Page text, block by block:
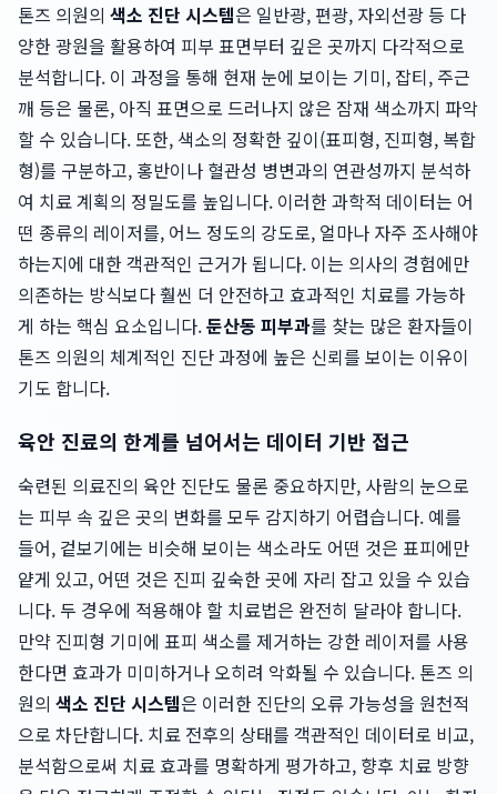
톤즈 의원의 색소 진단 시스템은 일반광, 편광, 자외선광 등 다
양한 광원을 활용하여 피부 표면부터 깊은 곳까지 다각적으로
분석합니다. 이 과정을 통해 현재 눈에 보이는 기미, 잡티, 주근
깨 등은 물론, 아직 표면으로 드러나지 않은 잠재 색소까지 파악
할 수 있습니다. 또한, 색소의 정확한 깊이(표피형, 진피형, 복합
형)를 구분하고, 홍반이나 혈관성 병변과의 연관성까지 분석하
여 치료 계획의 정밀도를 높입니다. 이러한 과학적 데이터는 어
떤 종류의 레이저를, 어느 정도의 강도로, 얼마나 자주 조사해야
하는지에 대한 객관적인 근거가 됩니다. 이는 의사의 경험에만
의존하는 방식보다 훨씬 더 안전하고 효과적인 치료를 가능하
게 하는 핵심 요소입니다.둔산동 피부과를 찾는 많은 환자들이
톤즈 의원의 체계적인 진단 과정에 높은 신뢰를 보이는 이유이
기도 합니다.
육안 진료의 한계를 넘어서는 데이터 기반 접근
숙련된 의료진의 육안 진단도 물론 중요하지만, 사람의 눈으로
는 피부 속 깊은 곳의 변화를 모두 감지하기 어렵습니다. 예를
들어, 겉보기에는 비슷해 보이는 색소라도 어떤 것은 표피에만
얕게 있고, 어떤 것은 진피 깊숙한 곳에 자리 잡고 있을 수 있습
니다. 두 경우에 적용해야 할 치료법은 완전히 달라야 합니다.
만약 진피형 기미에 표피 색소를 제거하는 강한 레이저를 사용
한다면 효과가 미미하거나 오히려 악화될 수 있습니다. 톤즈 의
원의 색소 진단 시스템은 이러한 진단의 오류 가능성을 원천적
으로 차단합니다. 치료 전후의 상태를 객관적인 데이터로 비교,
분석함으로써 치료 효과를 명확하게 평가하고, 향후 치료 방향